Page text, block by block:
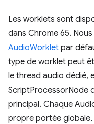
Les worklets sont
dans Chrome 65.
AudioWorklet par
type de worklet peut
le thread audio dédié,
ScriptProcessorNode
principal. Chaque
propre portée